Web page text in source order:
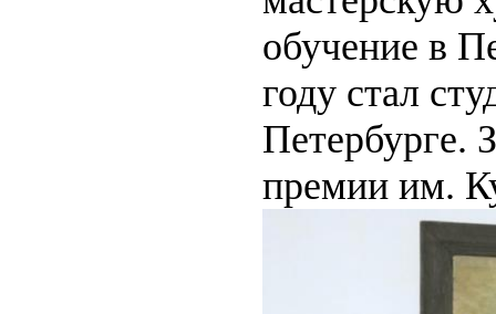
обучение в
году стал
Петербурге.
премии им.